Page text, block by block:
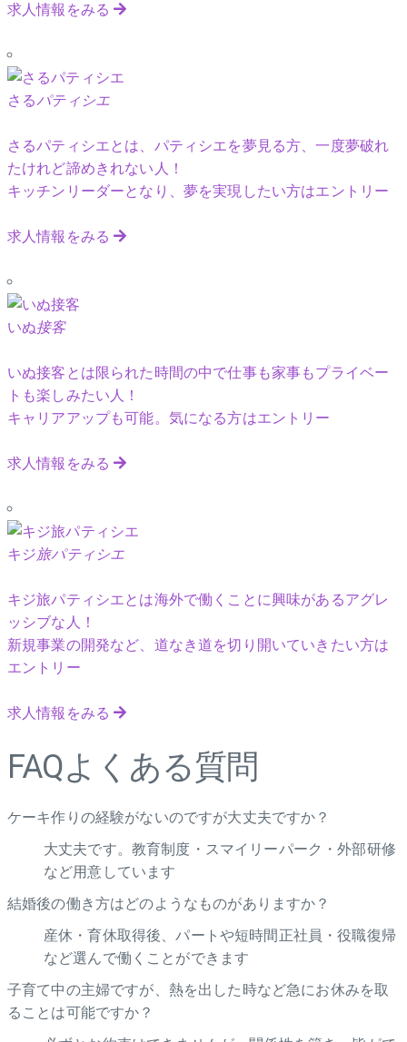
求人情報をみる
さるパティシエ
さるパティシエとは、パティシエを夢見る方、一度夢破れ
たけれど諦めきれない人！
キッチンリーダーとなり、夢を実現したい方はエントリー
求人情報をみる
いぬ接客
いぬ接客とは限られた時間の中で仕事も家事もプライベー
トも楽しみたい人！
キャリアアップも可能。気になる方はエントリー
求人情報をみる
キジ旅パティシエ
キジ旅パティシエとは海外で働くことに興味があるアグレ
ッシブな人！
新規事業の開発など、道なき道を切り開いていきたい方は
エントリー
求人情報をみる
FAQよくある質問
ケーキ作りの経験がないのですが大丈夫ですか？
大丈夫です。教育制度・スマイリーパーク・外部研修
など用意しています
結婚後の働き方はどのようなものがありますか？
産休・育休取得後、パートや短時間正社員・役職復帰
など選んで働くことができます
子育て中の主婦ですが、熱を出した時など急にお休みを取
ることは可能ですか？